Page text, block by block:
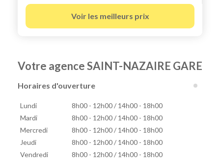
Voir les meilleurs prix
Votre agence SAINT-NAZAIRE GARE
Horaires d'ouverture
Lundi
8h00 - 12h00 / 14h00 - 18h00
Mardi
8h00 - 12h00 / 14h00 - 18h00
Mercredi
8h00 - 12h00 / 14h00 - 18h00
Jeudi
8h00 - 12h00 / 14h00 - 18h00
Vendredi
8h00 - 12h00 / 14h00 - 18h00